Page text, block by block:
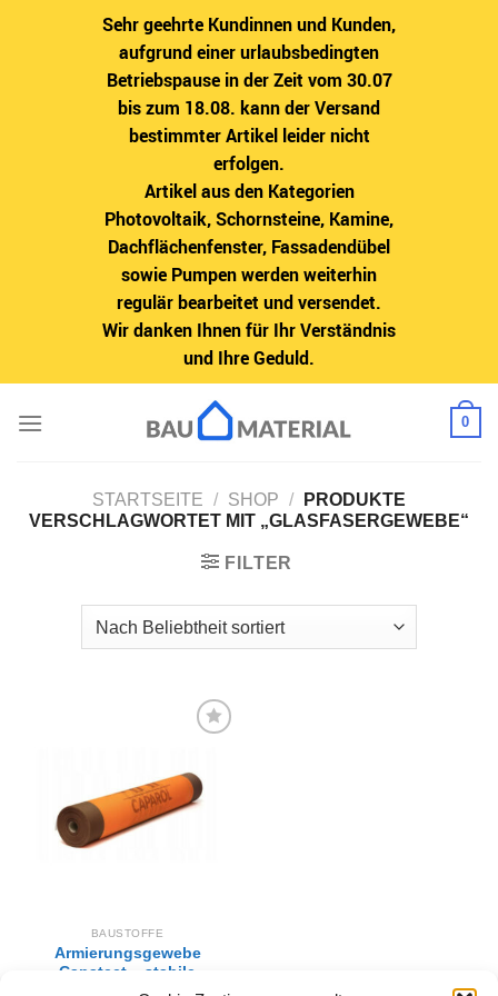
Sehr geehrte Kundinnen und Kunden,
aufgrund einer urlaubsbedingten
Betriebspause in der Zeit vom 30.07
bis zum 18.08. kann der Versand
bestimmter Artikel leider nicht
erfolgen.
Artikel aus den Kategorien
Photovoltaik, Schornsteine, Kamine,
Dachflächenfenster, Fassadendübel
sowie Pumpen werden weiterhin
regulär bearbeitet und versendet.
Wir danken Ihnen für Ihr Verständnis
und Ihre Geduld.
Inhalt
0
STARTSEITE / SHOP /
PRODUKTE
VERSCHLAGWORTET MIT „GLASFASERGEWEBE“
FILTER
hinzufügen
BAUSTOFFE
Armierungsgewebe
Capatect – stabile
Verstärkung für Fassaden